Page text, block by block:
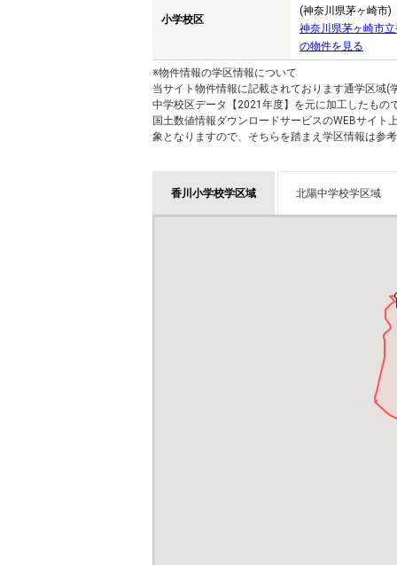
小学校区
(神奈川県茅ヶ崎市)
神奈川県茅ヶ崎市
の物件を見る
※物件情報の学区情報について
当サイト物件情報に記載されております通学区域
中学校区データ【2021年度】を元に加工したもの
国土数値情報ダウンロードサービスのWEBサイ
象となりますので、そちらを踏まえ学区情報は参
香川小学校学区域 北陽中学校学区域